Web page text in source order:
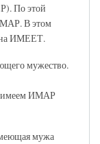
По этой
В этом
на ИМЕЕТ.
мужество.
имеем ИМАР
мужа